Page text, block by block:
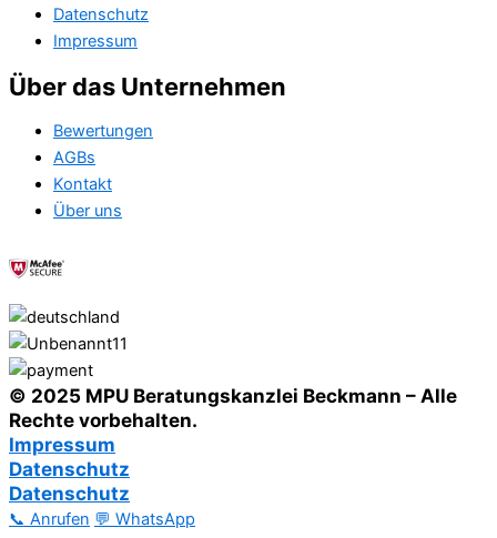
Datenschutz
Impressum
Über das Unternehmen
Bewertungen
AGBs
Kontakt
Über uns
© 2025 MPU Beratungskanzlei Beckmann – Alle
Rechte vorbehalten.
Impressum
Datenschutz
Datenschutz
📞 Anrufen 💬 WhatsApp